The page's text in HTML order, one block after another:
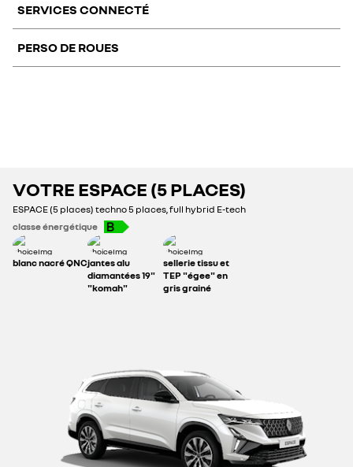
pack city premium
SERVICES CONNECTÉ
200 €
PERSO DE ROUES
VOTRE ESPACE (5 PLACES)
ESPACE (5 places) techno 5 places, full hybrid E-tech
classe énergétique
blanc nacré QNCjantes alu
diamantées 19"
"komah"
sellerie tissu et
TEP "égee" en
gris grainé